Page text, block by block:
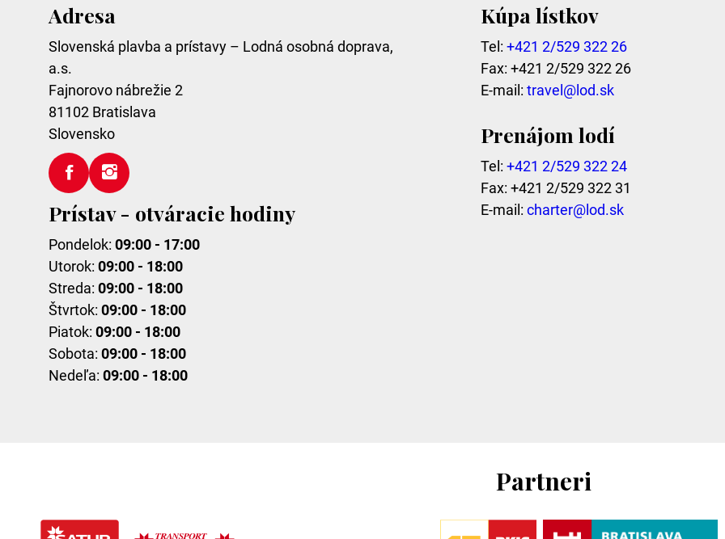
Adresa
Slovenská plavba a prístavy – Lodná osobná doprava,
a.s.
Fajnorovo nábrežie 2
81102 Bratislava
Slovensko
Prístav - otváracie hodiny
Pondelok: 09:00 - 17:00
Utorok: 09:00 - 18:00
Streda: 09:00 - 18:00
Štvrtok: 09:00 - 18:00
Piatok: 09:00 - 18:00
Sobota: 09:00 - 18:00
Nedeľa: 09:00 - 18:00
Kúpa lístkov
Tel: +421 2/529 322 26
Fax: +421 2/529 322 26
E-mail: travel@lod.sk
Prenájom lodí
Tel: +421 2/529 322 24
Fax: +421 2/529 322 31
E-mail: charter@lod.sk
Partneri